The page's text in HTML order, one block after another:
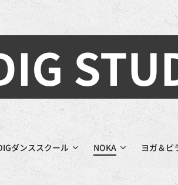
ダンススクール NOKA ヨガ＆ピ